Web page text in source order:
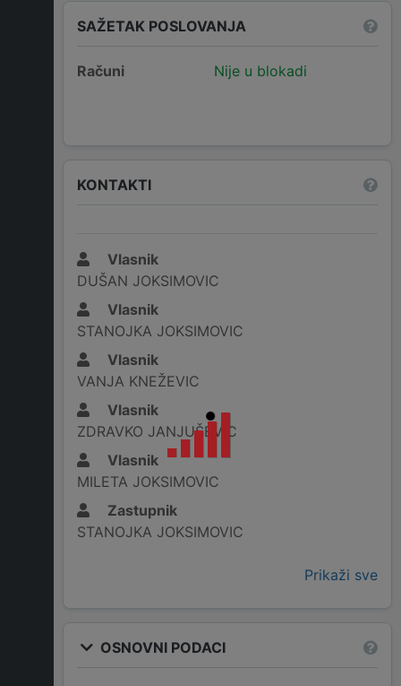
SAŽETAK POSLOVANJA
Računi Nije u blokadi
KONTAKTI
Vlasnik
DUŠAN JOKSIMOVIC
Vlasnik
STANOJKA JOKSIMOVIC
Vlasnik
VANJA KNEŽEVIC
Vlasnik
ZDRAVKO JANJUŠEVIC
Vlasnik
MILETA JOKSIMOVIC
Zastupnik
STANOJKA JOKSIMOVIC
Prikaži sve
OSNOVNI PODACI